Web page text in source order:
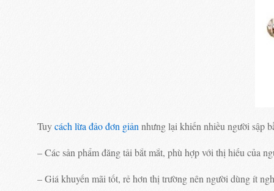
Tuycách lừa đảo đơn giản nhưng lại khiến nhiều người sập
– Các sản phẩm đăng tải bắt mắt, phù hợp với thị hiếu của
– Giá khuyến mãi tốt, rẻ hơn thị trường nên người dùng ít